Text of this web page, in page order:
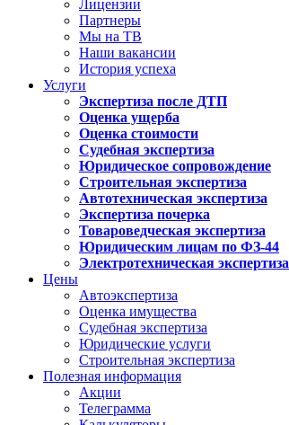
Лицензии
Партнеры
Мы на ТВ
Наши вакансии
История успеха
Услуги
Экспертиза после ДТП
Оценка ущерба
Оценка стоимости
Судебная экспертиза
Юридическое сопровождение
Строительная экспертиза
Автотехническая экспертиза
Экспертиза почерка
Товароведческая экспертиза
Юридическим лицам по ФЗ-44
Электротехническая экспертиза
Цены
Автоэкспертиза
Оценка имущества
Судебная экспертиза
Юридические услуги
Строительная экспертиза
Полезная информация
Акции
Телеграмма